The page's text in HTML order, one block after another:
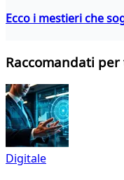
Ecco i mestieri che
Raccomandati per
Digitale